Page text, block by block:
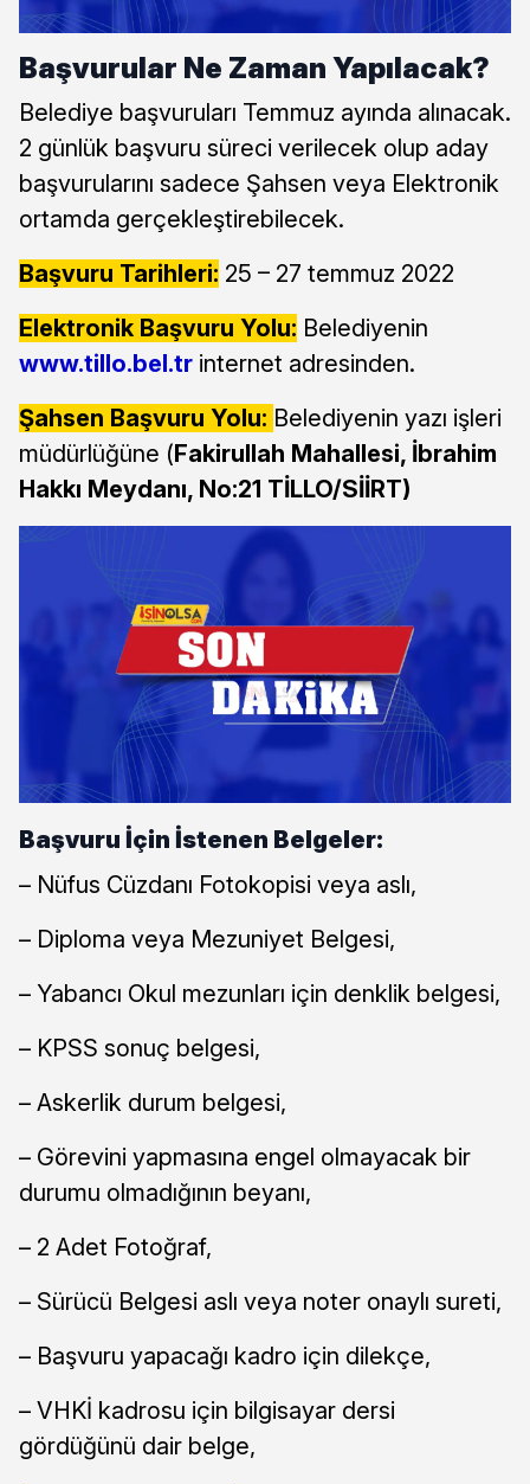
Başvurular Ne Zaman Yapılacak?
Belediye başvuruları Temmuz ayında alınacak.
2 günlük başvuru süreci verilecek olup aday
başvurularını sadece Şahsen veya Elektronik
ortamda gerçekleştirebilecek.
Başvuru Tarihleri: 25 – 27 temmuz 2022
Elektronik Başvuru Yolu: Belediyenin
www.tillo.bel.tr internet adresinden.
Şahsen Başvuru Yolu: Belediyenin yazı işleri
müdürlüğüne (Fakirullah Mahallesi, İbrahim
Hakkı Meydanı, No:21 TİLLO/SİİRT)
Başvuru İçin İstenen Belgeler:
– Nüfus Cüzdanı Fotokopisi veya aslı,
– Diploma veya Mezuniyet Belgesi,
– Yabancı Okul mezunları için denklik belgesi,
– KPSS sonuç belgesi,
– Askerlik durum belgesi,
– Görevini yapmasına engel olmayacak bir
durumu olmadığının beyanı,
– 2 Adet Fotoğraf,
– Sürücü Belgesi aslı veya noter onaylı sureti,
– Başvuru yapacağı kadro için dilekçe,
– VHKİ kadrosu için bilgisayar dersi
gördüğünü dair belge,